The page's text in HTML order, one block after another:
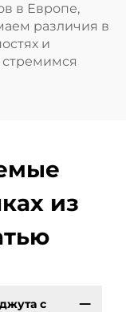
в Европе,
различия в
и
из
с